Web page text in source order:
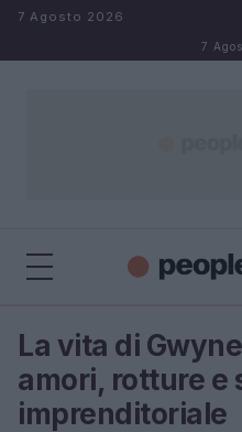
Salta al contenuto
7 Agosto 2026
7
Cerca
La vita di
amori, rotture e
imprenditoriale